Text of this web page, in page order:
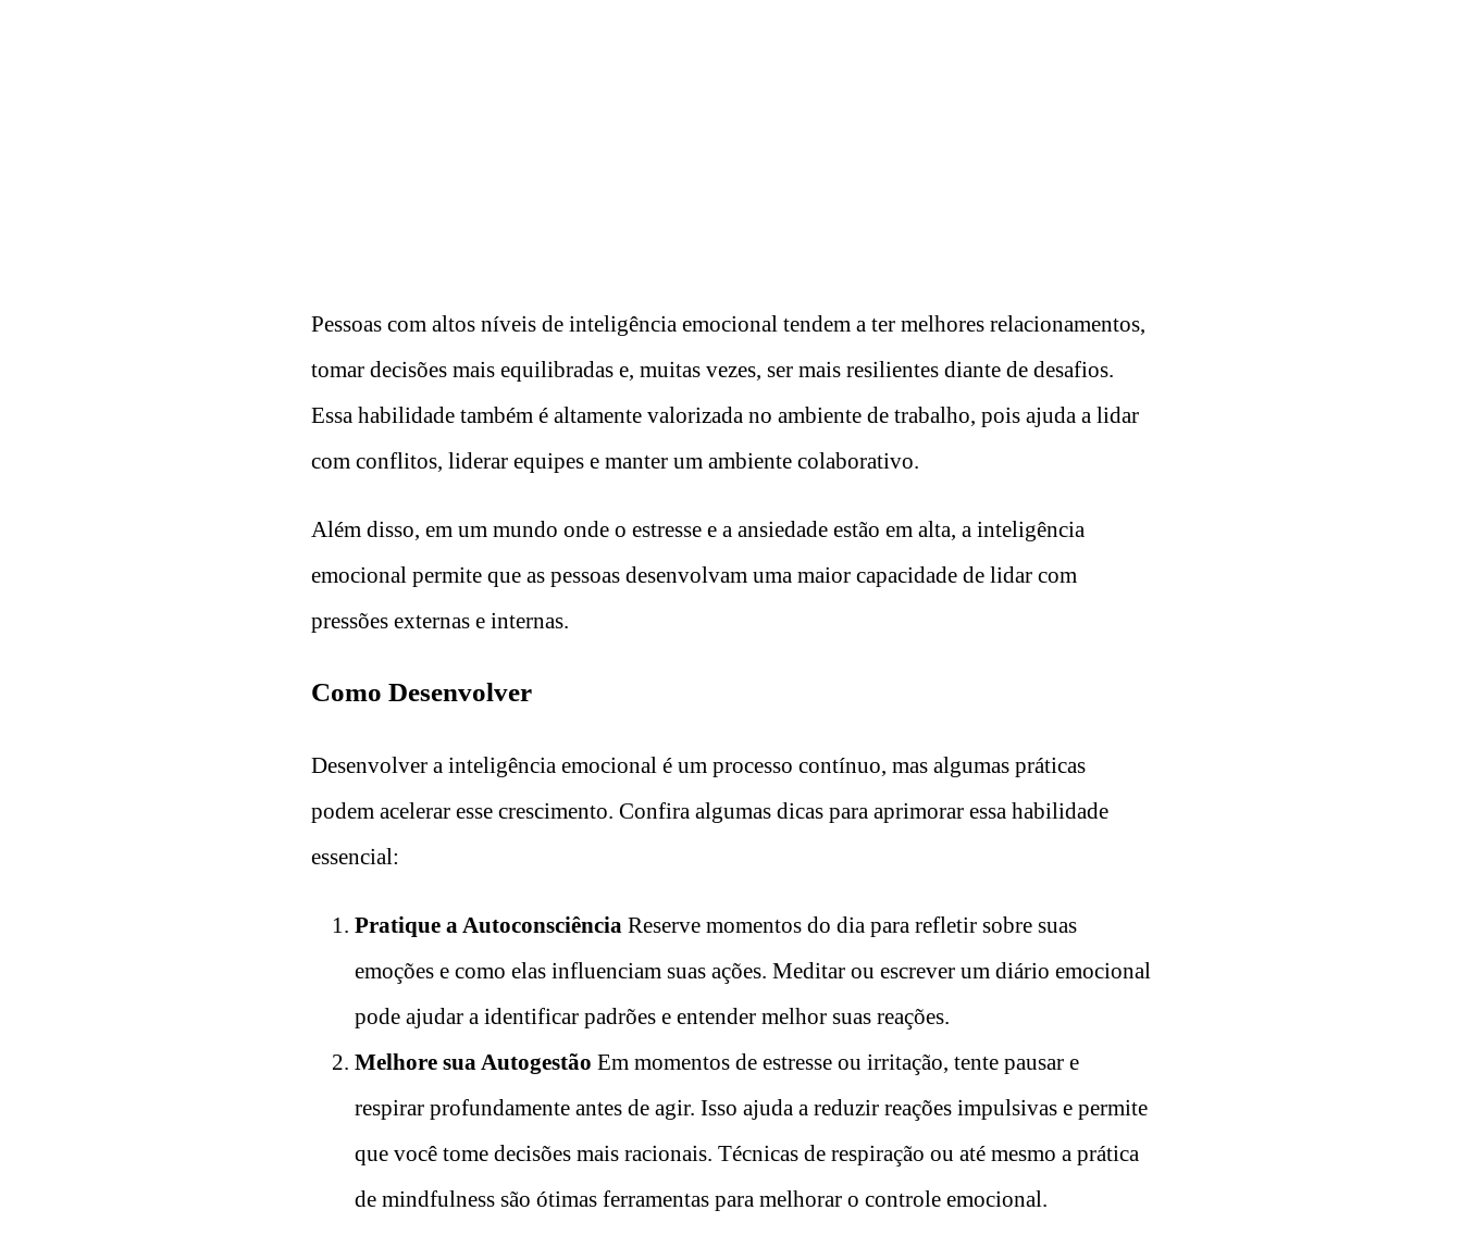
Pessoas com altos níveis de inteligência emocional tendem a ter melhores relacionamentos,
tomar decisões mais equilibradas e, muitas vezes, ser mais resilientes diante de desafios.
Essa habilidade também é altamente valorizada no ambiente de trabalho, pois ajuda a lidar
com conflitos, liderar equipes e manter um ambiente colaborativo.
Além disso, em um mundo onde o estresse e a ansiedade estão em alta, a inteligência
emocional permite que as pessoas desenvolvam uma maior capacidade de lidar com
pressões externas e internas.
Como Desenvolver
Desenvolver a inteligência emocional é um processo contínuo, mas algumas práticas
podem acelerar esse crescimento. Confira algumas dicas para aprimorar essa habilidade
essencial:
Pratique a Autoconsciência Reserve momentos do dia para refletir sobre suas
emoções e como elas influenciam suas ações. Meditar ou escrever um diário emocional
pode ajudar a identificar padrões e entender melhor suas reações.
Melhore sua Autogestão Em momentos de estresse ou irritação, tente pausar e
respirar profundamente antes de agir. Isso ajuda a reduzir reações impulsivas e permite
que você tome decisões mais racionais. Técnicas de respiração ou até mesmo a prática
de mindfulness são ótimas ferramentas para melhorar o controle emocional.